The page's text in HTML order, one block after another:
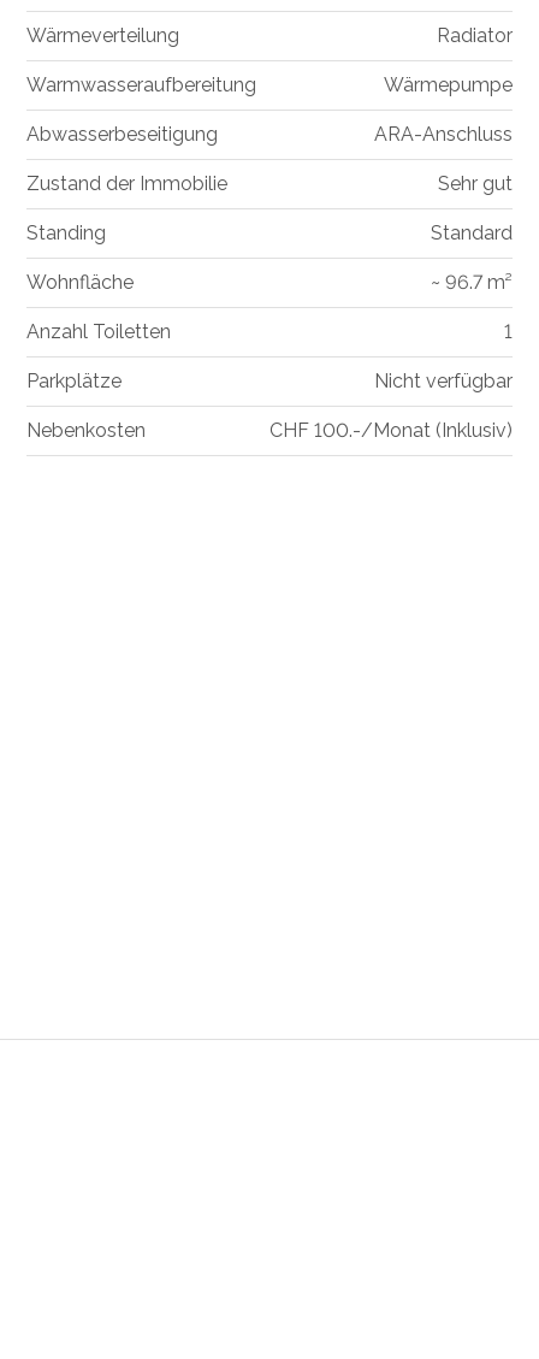
Wärmeverteilung Radiator
Warmwasseraufbereitung Wärmepumpe
Abwasserbeseitigung ARA-Anschluss
Zustand der Immobilie Sehr gut
Standing Standard
Wohnfläche ~ 96.7 m²
Anzahl Toiletten 1
Parkplätze Nicht verfügbar
Nebenkosten CHF 100.-/Monat (Inklusiv)